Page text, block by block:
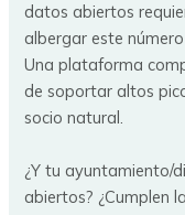
datos abiertos
albergar este
Una plataforma
de soportar altos
socio natural.
¿Y tu ayuntamiento/
abiertos? ¿Cumplen